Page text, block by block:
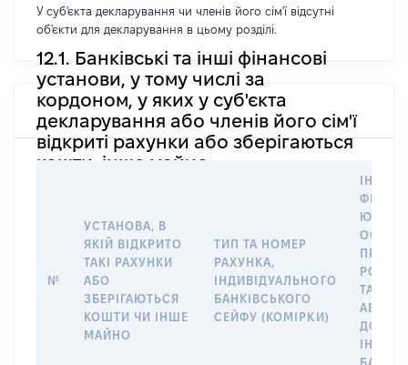
У суб'єкта декларування чи членів його сім'ї відсутні
об'єкти для декларування в цьому розділі.
12.1. Банківські та інші фінансові
установи, у тому числі за
кордоном, у яких у суб'єкта
декларування або членів його сім'ї
відкриті рахунки або зберігаються
кошти, інше майно
№
УСТАНОВА, В
ЯКІЙ ВІДКРИТО
ТАКІ РАХУНКИ
АБО
ЗБЕРІГАЮТЬСЯ
КОШТИ ЧИ ІНШЕ
МАЙНО
ТИП ТА НОМЕР
РАХУНКА,
ІНДИВІДУАЛЬНОГО
БАНКІВСЬКОГО
СЕЙФУ (КОМІРКИ)
ПРАВО
ТАКИМ
АБО
ДО